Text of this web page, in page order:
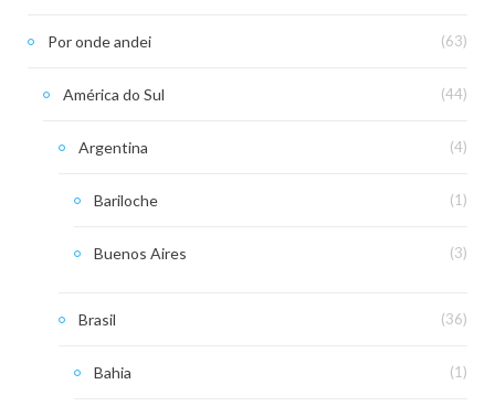
Por onde andei (63)
América do Sul (44)
Argentina (4)
Bariloche (1)
Buenos Aires (3)
Brasil (36)
Bahia (1)